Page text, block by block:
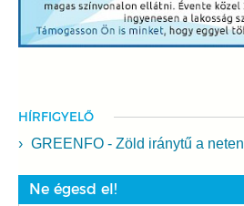
HÍRFIGYELŐ
GREENFO - Zöld iránytű a neten
Ne égesd el!